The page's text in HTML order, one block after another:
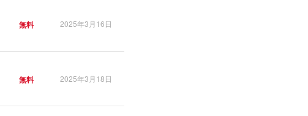
2025年3月16日
無料
2025年3月18日
無料